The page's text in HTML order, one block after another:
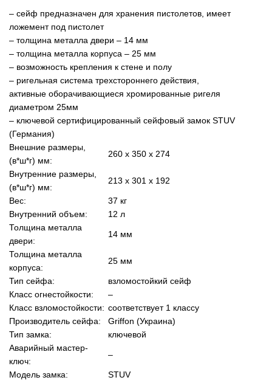
– сейф предназначен для хранения пистолетов, имеет
ложемент под пистолет
– толщина металла двери – 14 мм
– толщина металла корпуса – 25 мм
– возможность крепления к стене и полу
– ригельная система трехстороннего действия,
активные оборачивающиеся хромированные ригеля
диаметром 25мм
– ключевой сертифицированный сейфовый замок STUV
(Германия)
Внешние размеры,
(в*ш*г) мм:
260 x 350 x 274
Внутренние размеры,
(в*ш*г) мм:
213 x 301 x 192
Вес:
37 кг
Внутренний объем:
12 л
Толщина металла
двери:
14 мм
Толщина металла
корпуса:
25 мм
Тип сейфа:
взломостойкий сейф
Класс огнестойкости:
–
Класс взломостойкости: соответствует 1 классу
Производитель сейфа:
Griffon (Украина)
Тип замка:
ключевой
Аварийный мастер-
ключ:
–
Модель замка:
STUV